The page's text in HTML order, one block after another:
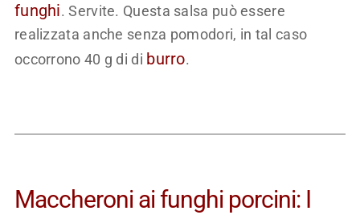
funghi. Servite. Questa salsa può essere
realizzata anche senza pomodori, in tal caso
occorrono 40 g di di burro.
Maccheroni ai funghi porcini: I